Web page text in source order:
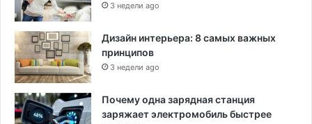
3 недели ago
Дизайн интерьера: 8 самых важных
принципов
3 недели ago
Почему одна зарядная станция
заряжает электромобиль быстрее